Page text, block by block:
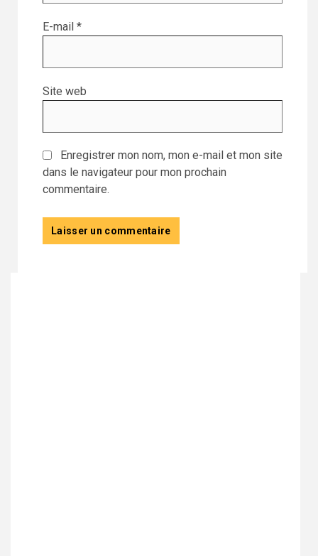
E-mail *
Site web
Enregistrer mon nom, mon e-mail et mon site
dans le navigateur pour mon prochain
commentaire.